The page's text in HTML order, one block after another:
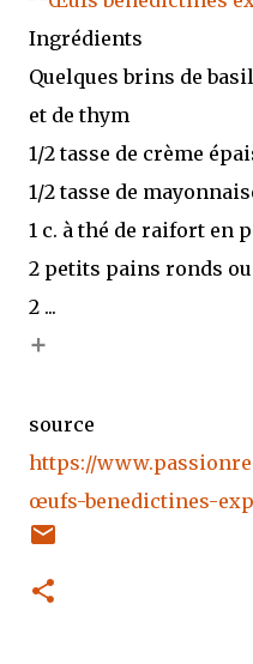
Ingrédients
Quelques brins de
et de thym
1/2 tasse de crème
1/2 tasse de
1 c. à thé de raifort en
2 petits pains ronds
2 ...
+
source
https://
œufs-benedictines-